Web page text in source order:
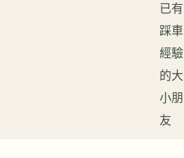
已有
踩車
經驗
的大
小朋
友